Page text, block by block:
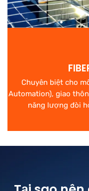
Chuyên biệt cho
Automation), giao
năng lượng đòi